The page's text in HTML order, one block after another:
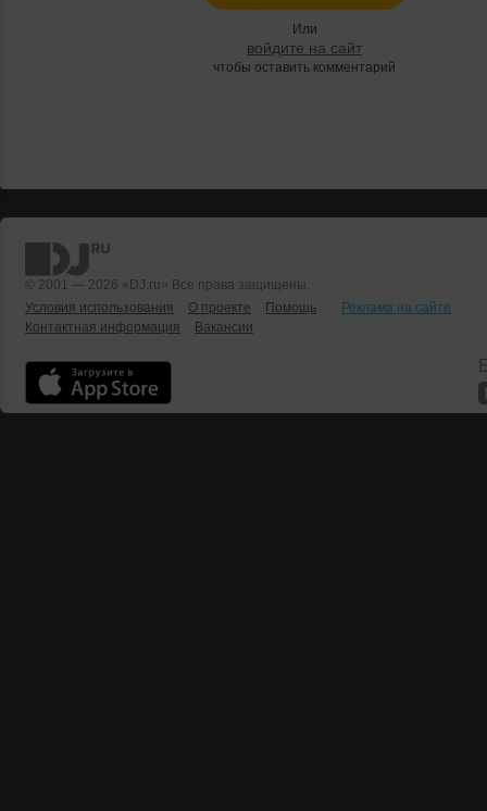
Или
войдите на сайт
чтобы оставить комментарий
© 2001 — 2026 «DJ.ru» Все права защищены.
Условия использования
О проекте Помощь
Реклама на сайте
Контактная информация
Вакансии